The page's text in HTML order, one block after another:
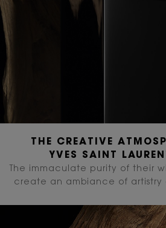
THE CREATIVE
YVES SAINT
The immaculate purity of their
create an ambiance of artistry